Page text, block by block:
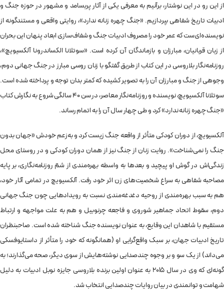
از این رو در این نوشتار، برآنیم به معرفی یکی از آثار پربسامد و مشهور در حوزه جنگ و
ادبیات تاریخ شفاهی بپردازیم. «جنگ چهره زنانه ندارد»، روایتی واقعی و مستندگونه از
نویسنده‌ای‌ست که عمر خود را مصروف ادبیات جنگ و شفاف‌سازی ابعاد پنهان این بحران
از زبان قربانیان، مبارزان و بازماندگان آن کرده است. «سوتلانا الکساندرونا آلکسیویچ»،
روزنامه‌نگار بلاروسی در این کتاب از طریق گفتگو با زنان روسی مبارز در جنگ جهانی دوم،
وجوهی از جنگ و مبارزان آن را به تصویر کشیده که کمتر بدان توجه و پرداخته شده است.
سوتلانا آلکسیویچ، نویسنده و روزنامه‌نگار معاصر، در سن ۴۰ سالگی شروع به نگارش کتاب
«جنگ چهره زنانه ندارد» کرد و طی چهار سال آن را به اتمام رساند.
آلکسیویچ، از دوران کودکی متأثر از واقعه جنگ زیست کرد و به‌زعم خودش «جهان بدون
جنگ را نمی‌شناخت». روایت زنان از جنگ نیز از همان دوران کودکی و در روستای محل
زندگی‌اش در گوش او پیچید و بعدها به واسطه بهره‌مندی از شمّ روزنامه‌نگاری، بر پایه
مصاحبه شفاهی به سراغ شخصیت‌های زن اثر خود رفت.آلکسیویچ در تمامی آثار خود،
هم به سبب بهره‌مندی از روحیه دغدغه‌مندی نسبت به رویدادهایی چون جنگ جهانی
دوم، سقوط اتحاد جماهیر شوروی و فاجعه چرنوبیل و هم به علت مواجهه و ارتباط
مستقیم با شاهدان این وقایع، به عنوان نویسنده جنگ شناخته شده است. صاحبنظران
تاریخ ادبیات جهان، بر سبک واقع‌گرایی او (همانگونه که خود را متأثر از داستایوفسکی
می‌داند) از یک سو و بر وجوه چندصدایی نوشته‌هایش از سوی دیگر، صحه می‌گذارند؛ به
گونه‌ای که وی در سال ۲۰۱۵ به عنوان اولین برنده بلاروسی جایزه نوبل ادبیات به دلیل
شهامت و توانمندی‌ در بیان روایات چندصدایی انتخاب شد.